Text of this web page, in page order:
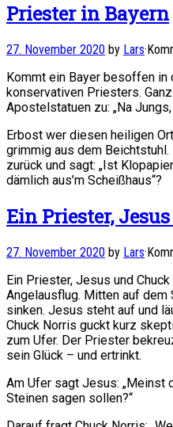
Priester in Bayern
27. November 2020 by Lars·
Kommt ein Bayer besoffen
konservativen Priesters.
Apostelstatuen zu: „Na Jungs,
Erbost wer diesen heiligen
grimmig aus dem
zurück und sagt: „Ist
dämlich aus’m Scheißhaus“?
Ein Priester,
27. November 2020 by Lars·
Ein Priester, Jesus und
Angelausflug. Mitten auf
sinken. Jesus steht auf und
Chuck Norris guckt kurz
zum Ufer. Der Priester
sein Glück – und ertrinkt.
Am Ufer sagt Jesus: „Meinst
Steinen sagen sollen?“